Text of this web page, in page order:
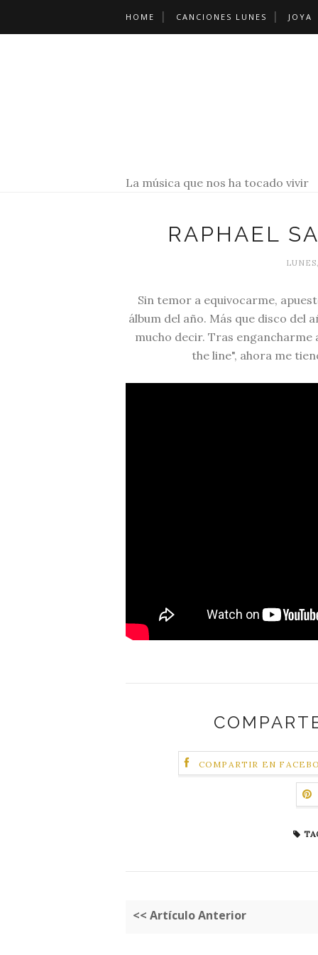
HOME CANCIONES LUNES JOYA
La música que nos ha tocado vivir
RAPHAEL
Sin temor a equivocarme,
álbum del año. Más que disco del
mucho decir. Tras engancharme
the line", ahora me
COMPARTIR EN
<< Artículo Anterior